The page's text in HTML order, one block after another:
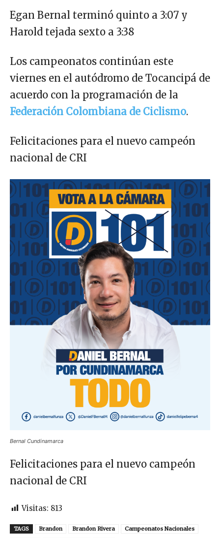
Egan Bernal terminó quinto a 3:07 y
Harold tejada sexto a 3:38
Los campeonatos continúan este
viernes en el autódromo de Tocancipá de
acuerdo con la programación de la
Federación Colombiana de Ciclismo.
Felicitaciones para el nuevo campeón
nacional de CRI
Bernal Cundinamarca
Felicitaciones para el nuevo campeón
nacional de CRI
Visitas: 813
TAGS Brandon Brandon Rivera
Campeonatos Nacionales